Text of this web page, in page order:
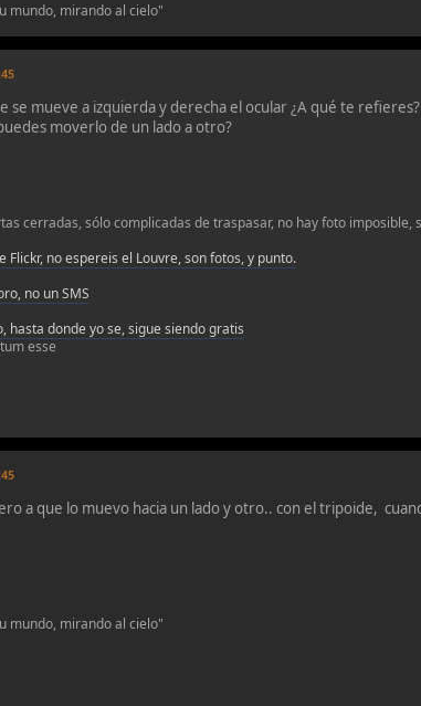
mundo, mirando al cielo"
se mueve a izquierda y derecha el ocular ¿A qué te
moverlo de un lado a otro?
cerradas, sólo complicadas de traspasar, no hay foto
Flickr, no espereis el Louvre, son fotos, y punto.
no un SMS
hasta donde yo se, sigue siendo gratis
esse
a que lo muevo hacia un lado y otro.. con el tripoide,
mundo, mirando al cielo"